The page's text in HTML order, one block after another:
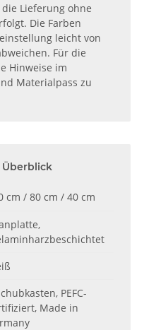
Lieferung ohne
Die Farben
leicht von
Für die
Hinweise im
Materialpass zu
Überblick
cm / 80 cm / 40 cm
PEFC-
Made in